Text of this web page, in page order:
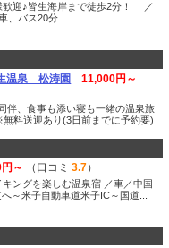
迎♪皆生海岸まで徒歩2分！ ／
、バス20分
温泉 松涛園
11,000円～
伴、食事も添い寝も一緒の温泉旅
料送迎あり(3日前までに予約要)
～ （口コミ3.7）
ングを楽しむ温泉宿 ／車／中国
～米子自動車道米子IC～国道...